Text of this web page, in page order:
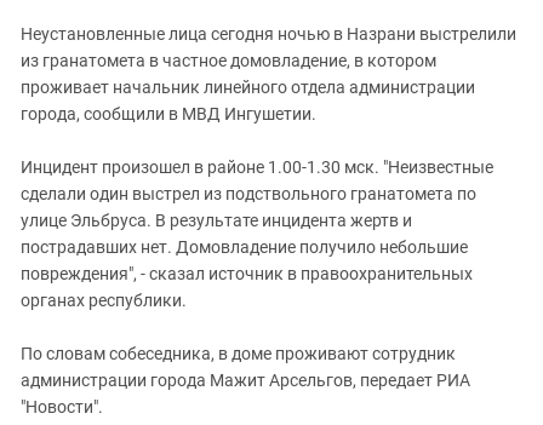
КАВКАЗ ЗА ПАЛЕСТИНУ
ИНАКОМЫСЛИЕ В ЧЕЧНЕ
ПРЕСЛЕДОВАНИЕ АКТИВИСТОВ
МОБИЛИЗАЦИЯ И ПРОТЕСТЫ
Ингушетия
Кабардино-Балкария
Карачаево-Черкесия
Краснодарский край
Нагорный Карабах
Российская Федерация
Северная Осетия - Алания
Неустановленные лица сегодня ночью в Назрани выстрелили
из гранатомета в частное домовладение, в котором
проживает начальник линейного отдела администрации
города, сообщили в МВД Ингушетии.
Инцидент произошел в районе 1.00-1.30 мск. "Неизвестные
сделали один выстрел из подствольного гранатомета по
улице Эльбруса. В результате инцидента жертв и
пострадавших нет. Домовладение получило небольшие
повреждения", - сказал источник в правоохранительных
органах республики.
По словам собеседника, в доме проживают сотрудник
администрации города Мажит Арсельгов, передает РИА
"Новости".